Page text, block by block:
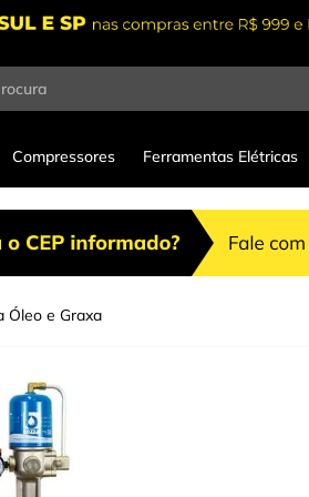
Compressores Ferramentas Elétricas
Óleo e Graxa